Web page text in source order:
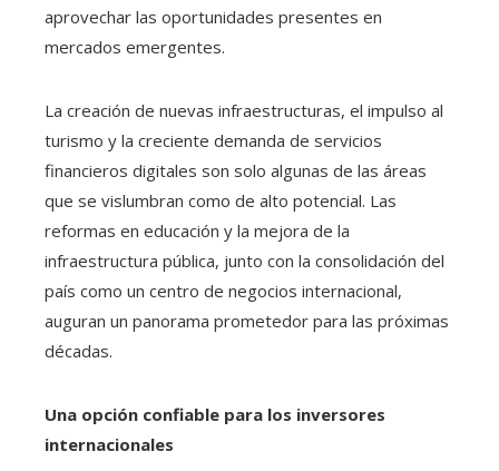
aprovechar las oportunidades presentes en
mercados emergentes.
La creación de nuevas infraestructuras, el impulso al
turismo y la creciente demanda de servicios
financieros digitales son solo algunas de las áreas
que se vislumbran como de alto potencial. Las
reformas en educación y la mejora de la
infraestructura pública, junto con la consolidación del
país como un centro de negocios internacional,
auguran un panorama prometedor para las próximas
décadas.
Una opción confiable para los inversores
internacionales